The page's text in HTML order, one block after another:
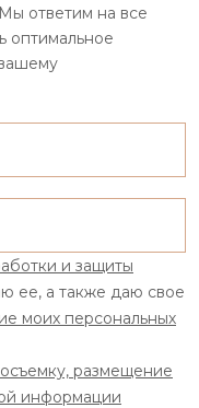
ответим на все
оптимальное
и защиты
ее, а также даю свое
моих персональных
размещение
информации